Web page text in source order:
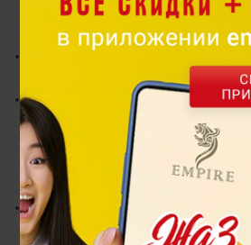
как ода преданному коню,
верность и особую связь человека
Именно эта история вдохновила
настольных часов Qulager.
В этом предмете соединились
ощущение времени, уважение к
современная эстетика. Часы
напоминанием о ценности каждого
держать темп и уверенно двигаться
Настольные часы Qulager—
интерьере и статусный подарок